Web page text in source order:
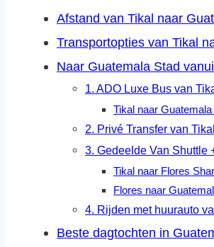
Afstand van Tikal naar
Transportopties van Tikal
Naar Guatemala Stad
1. ADO Luxe Bus van
Tikal naar
2. Privé Transfer van
3. Gedeelde Van Shuttle
Tikal naar Flores
Flores naar
4. Rijden met huurauto
Beste dagtochten in